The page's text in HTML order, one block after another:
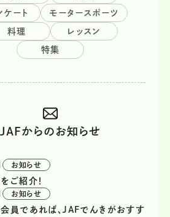
ケート モータースポーツ
料理 レッスン
特集
JAFからのお知らせ
お知らせ
ご紹介！
お知らせ
員であれば、JAFでんきがおすす